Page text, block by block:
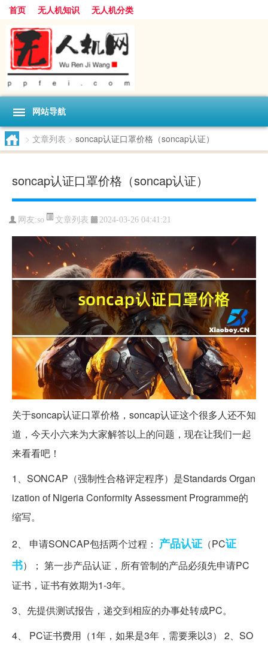
首页 无人机知识 无人机分类
网站导航
> 文章列表 > soncap认证口罩价格（soncap认证）
soncap认证口罩价格（soncap认证）
网友:so 文章列表 2024-03-26 04:41:21
关于soncap认证口罩价格，soncap认证这个很多人还不知
道，今天小六来为大家解答以上的问题，现在让我们一起
来看看吧！
1、SONCAP（强制性合格评定程序）是Standards Organ
ization of Nigeria Conformity Assessment Programme的
缩写。
2、 申请SONCAP包括两个过程： 产品认证 （PC证
书）； 第一步产品认证，所有管制的产品必须先申请PC
证书，证书有效期为1-3年。
3、先提供测试报告，递交到相应的办事处转成PC。
4、 PC证书费用（1年，如果是3年，需要乘以3） 2、SO